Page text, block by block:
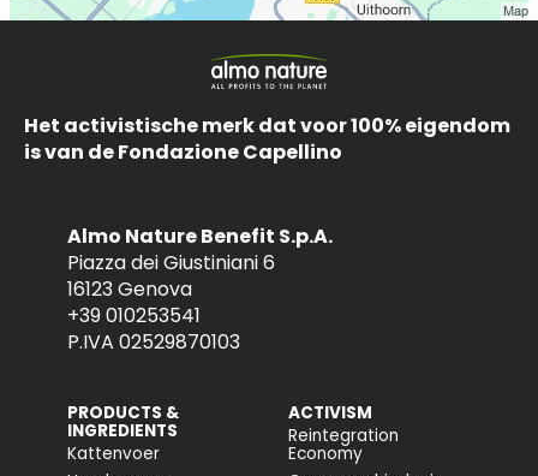
Het activistische merk dat voor 100% eigendom
is van de Fondazione Capellino
Almo Nature Benefit S.p.A.
Piazza dei Giustiniani 6
16123 Genova
+39 010253541
P.IVA 02529870103
PRODUCTS &
INGREDIENTS
Kattenvoer
ACTIVISM
Reintegration
Economy